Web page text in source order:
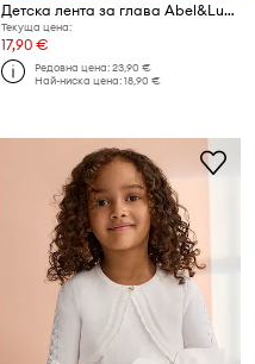
Детска лента за глава Abel&Lula
Текуща цена:
17,90 €
Редовна цена:23,90 €
Най-ниска цена:18,90 €